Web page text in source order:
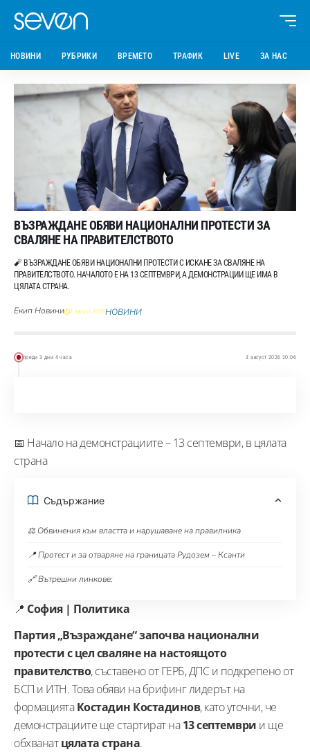
НОВИНИ РУБРИКИ ВРЕМЕТО ТРАФИК LIVE ЗА НАС
ВЪЗРАЖДАНЕ ОБЯВИ НАЦИОНАЛНИ ПРОТЕСТИ ЗА
СВАЛЯНЕ НА ПРАВИТЕЛСТВОТО
🧨 ВЪЗРАЖДАНЕ ОБЯВИ НАЦИОНАЛНИ ПРОТЕСТИ С ИСКАНЕ ЗА СВАЛЯНЕ НА
ПРАВИТЕЛСТВОТО. НАЧАЛОТО Е НА 13 СЕПТЕМВРИ, А ДЕМОНСТРАЦИИ ЩЕ ИМА В
ЦЯЛАТА СТРАНА.
Екип Новини 2 август 2025НОВИНИ
преди 3 дни 4 часа 3 август 2026 20:06
📅 Начало на демонстрациите – 13 септември, в цялата
страна
Съдържание
⚖️ Обвинения към властта и нарушаване на правилника
📍 Протест и за отваряне на границата Рудозем – Ксанти
🔗 Вътрешни линкове:
📍 София | Политика
Партия „Възраждане“ започва национални
протести с цел сваляне на настоящото
правителство, съставено от ГЕРБ, ДПС и подкрепено от
БСП и ИТН. Това обяви на брифинг лидерът на
формациятаКостадин Костадинов, като уточни, че
демонстрациите ще стартират на13 септември и ще
обхванатцялата страна.